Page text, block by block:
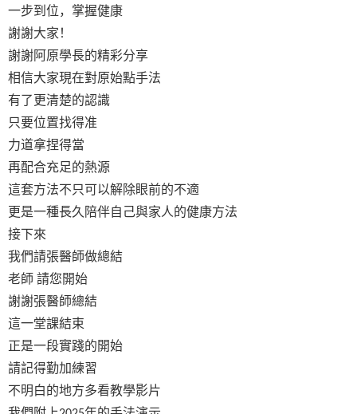
一步到位，掌握健康
謝謝大家！
謝謝阿原學長的精彩分享
相信大家現在對原始點手法
有了更清楚的認識
只要位置找得准
力道拿捏得當
再配合充足的熱源
這套方法不只可以解除眼前的不適
更是一種長久陪伴自己與家人的健康方法
接下來
我們請張醫師做總結
老師請您開始
謝謝張醫師總結
這一堂課結束
正是一段實踐的開始
請記得勤加練習
不明白的地方多看教學影片